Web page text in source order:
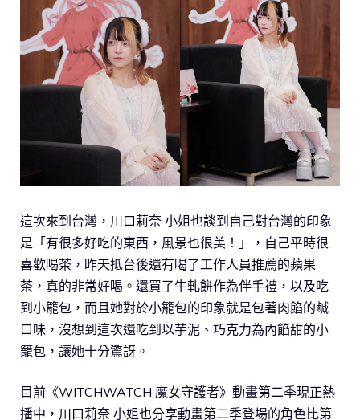
這次來到台灣，川口莉奈 小姐也談到自己對台灣的印象
是「有很多好吃的東西，風景也很美！」，自己平時很
喜歡喝茶，昨天抵台後還有喝了工作人員推薦的蘋果
茶，真的非常好喝。還買了牛軋餅作為伴手禮，以及吃
到小籠包，而且她對於小籠包的印象就是包著肉餡的鹹
口味，沒想到這次還吃到以芋泥、巧克力為內餡甜的小
籠包，讓她十分驚訝。
目前《WITCHWATCH 魔女守護者》動畫第二季現正熱
播中，川口莉奈 小姐也分享動畫第二季登場的角色比第